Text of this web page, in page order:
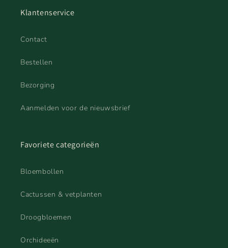
Klantenservice
Contact
Bestellen
Bezorging
Aanmelden voor de nieuwsbrief
Favoriete categorieën
Bloembollen
Cactussen & vetplanten
Droogbloemen
Orchideeën